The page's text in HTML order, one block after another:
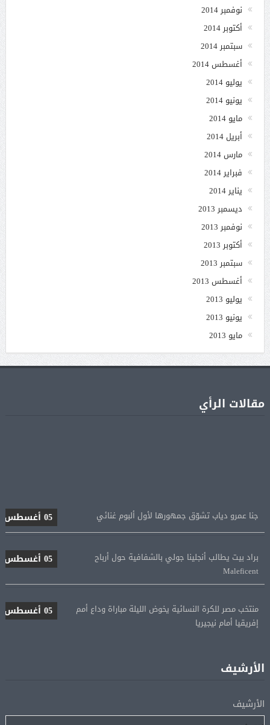
نوفمبر 2014
أكتوبر 2014
سبتمبر 2014
أغسطس 2014
يوليو 2014
يونيو 2014
مايو 2014
أبريل 2014
مارس 2014
فبراير 2014
يناير 2014
ديسمبر 2013
نوفمبر 2013
أكتوبر 2013
سبتمبر 2013
أغسطس 2013
يوليو 2013
يونيو 2013
مايو 2013
مقالات الرأي
Maleficent
إفريقيا أمام نيجيريا
لإتمام انتقاله إلى طرابزون سبور
والأهلى 11 أكتوبر
الأرشيف
الأرشيف